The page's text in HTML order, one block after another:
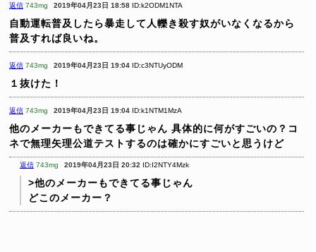
返信 743mg 2019年04月23日 18:58 ID:k2ODM1NTA
自動運転普及したら暴走して人轢き殺す奴がいなくなるから
普及すれば良いね。
返信 743mg 2019年04月23日 19:04 ID:c3NTUyODM
１抜けた！
返信 743mg 2019年04月23日 19:04 ID:k1NTM1MzA
他のメーカーもできてる事じゃん 具体的に何がすごいの？コ
ネで無理矢理公道テストするのは確かにすごいと思うけど
返信 743mg 2019年04月23日 20:32 ID:I2NTY4Mzk
>他のメーカーもできてる事じゃん
どこのメーカー？